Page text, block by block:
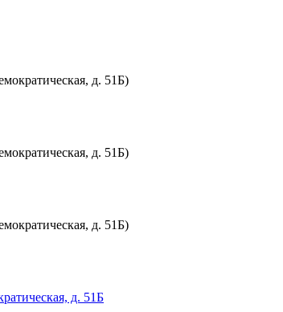
д. 51Б)
д. 51Б)
д. 51Б)
д. 51Б